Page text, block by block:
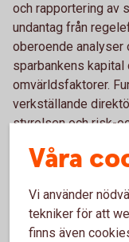
och rapportering av
undantag från
oberoende analyser
sparbankens
omvärldsfaktorer.
verkställande
styrelsen och risk-
Internrevisionen
säkerställer att
ändamålsenliga
Våra
Vi använder
tekniker för att
finns även